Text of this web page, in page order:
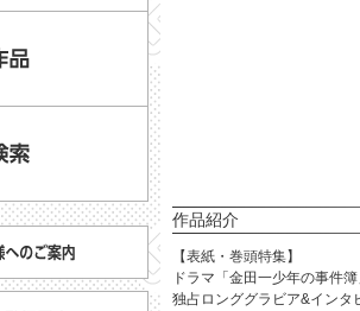
作品紹介
【表紙・巻頭特集】
ドラマ「金田一少年の事件
独占ロンググラビア&インタ